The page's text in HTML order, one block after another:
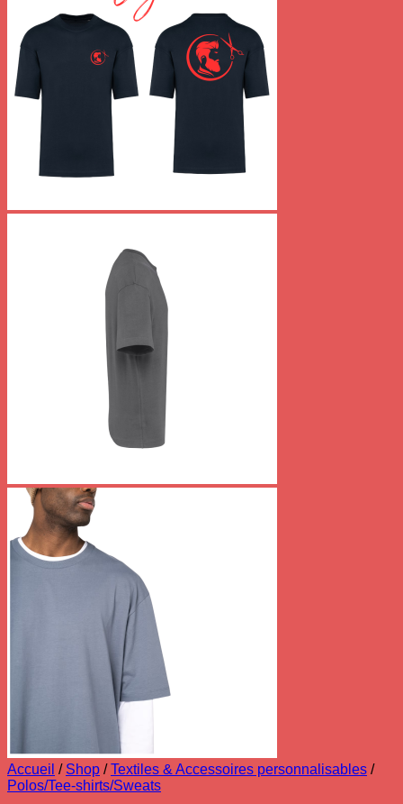
Accueil / Shop / Textiles & Accessoires personnalisables /
Polos/Tee-shirts/Sweats